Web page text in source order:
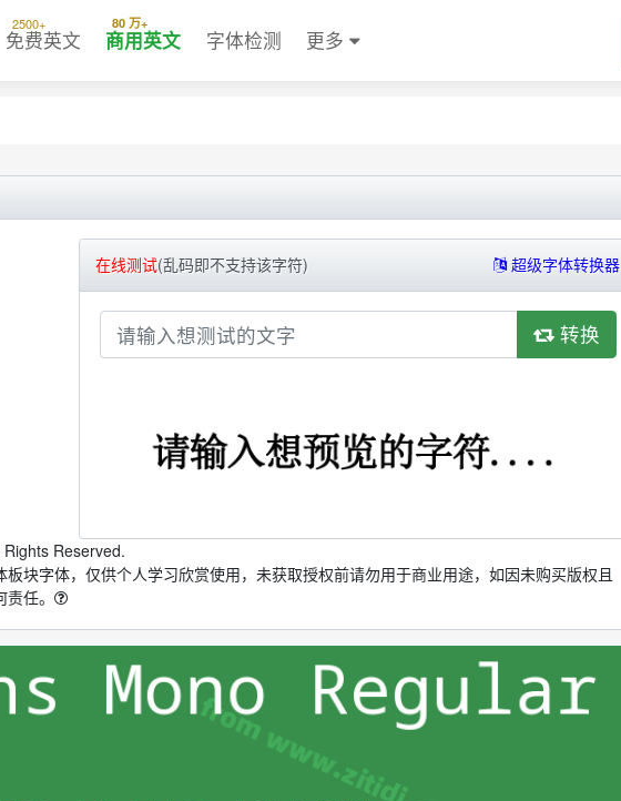
2500+
免费英文
80 万+
商用英文 字体检测 更多
在线测试(乱码即不支持该字符) 超级字体转换器
转换
Reserved.
板块字体，仅供个人学习欣赏使用，未获取授权前请勿用于商业用途，如因未购买版权且
任。